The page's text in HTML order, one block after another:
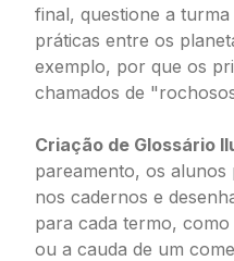
final, questione a
práticas entre os
exemplo, por que os
chamados de
Criação de Glossário
pareamento, os alunos
nos cadernos e
para cada termo,
ou a cauda de um